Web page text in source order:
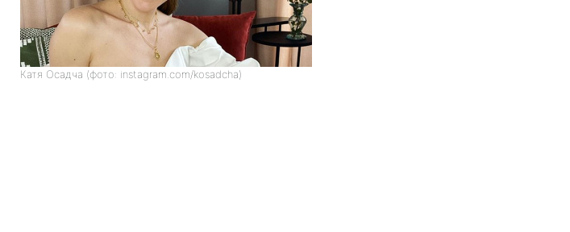
Катя Осадча (фото: instagram.com/kosadcha)